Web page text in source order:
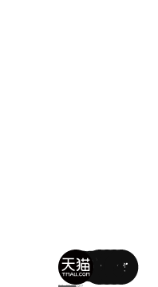
Tell: 400-0022-277